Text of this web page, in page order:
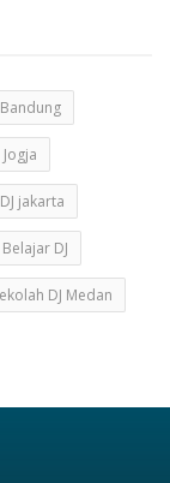
jakarta
Belajar DJ
DJ Medan